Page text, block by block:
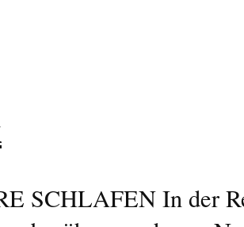
SCHLAFEN In der